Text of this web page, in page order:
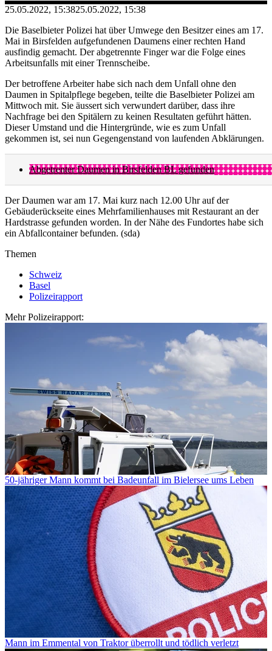
25.05.2022, 15:3825.05.2022, 15:38
Die Baselbieter Polizei hat über Umwege den Besitzer eines am 17.
Mai in Birsfelden aufgefundenen Daumens einer rechten Hand
ausfindig gemacht. Der abgetrennte Finger war die Folge eines
Arbeitsunfalls mit einer Trennscheibe.
Der betroffene Arbeiter habe sich nach dem Unfall ohne den
Daumen in Spitalpflege begeben, teilte die Baselbieter Polizei am
Mittwoch mit. Sie äussert sich verwundert darüber, dass ihre
Nachfrage bei den Spitälern zu keinen Resultaten geführt hätten.
Dieser Umstand und die Hintergründe, wie es zum Unfall
gekommen ist, sei nun Gegengenstand von laufenden Abklärungen.
Abgetrenter Daumen in Birsfelden BL gefunden
Der Daumen war am 17. Mai kurz nach 12.00 Uhr auf der
Gebäuderückseite eines Mehrfamilienhauses mit Restaurant an der
Hardstrasse gefunden worden. In der Nähe des Fundortes habe sich
ein Abfallcontainer befunden. (sda)
Themen
Schweiz
Basel
Polizeirapport
Mehr Polizeirapport:
50-jähriger Mann kommt bei Badeunfall im Bielersee ums Leben
Mann im Emmental von Traktor überrollt und tödlich verletzt